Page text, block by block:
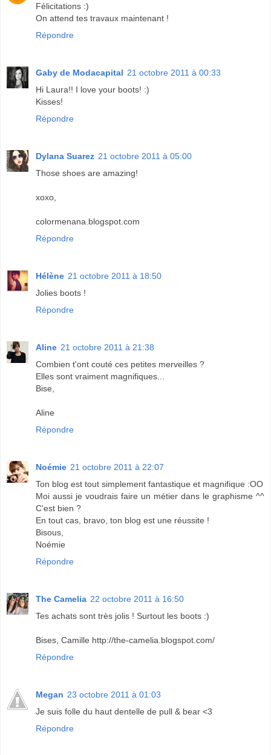
Félicitations :)
On attend tes travaux maintenant !
Répondre
Gaby de Modacapital 21 octobre 2011 à 00:33
Hi Laura!! I love your boots! :)
Kisses!
Répondre
Dylana Suarez 21 octobre 2011 à 05:00
Those shoes are amazing!
xoxo,
colormenana.blogspot.com
Répondre
Hélène 21 octobre 2011 à 18:50
Jolies boots !
Répondre
Aline 21 octobre 2011 à 21:38
Combien t'ont couté ces petites merveilles ?
Elles sont vraiment magnifiques...
Bise,
Aline
Répondre
Noémie 21 octobre 2011 à 22:07
Ton blog est tout simplement fantastique et magnifique :OO
Moi aussi je voudrais faire un métier dans le graphisme ^^
C'est bien ?
En tout cas, bravo, ton blog est une réussite !
Bisous,
Noémie
Répondre
The Camelia 22 octobre 2011 à 16:50
Tes achats sont très jolis ! Surtout les boots :)
Bises, Camille http://the-camelia.blogspot.com/
Répondre
Megan 23 octobre 2011 à 01:03
Je suis folle du haut dentelle de pull & bear <3
Répondre